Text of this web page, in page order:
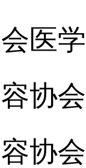
医
协
协